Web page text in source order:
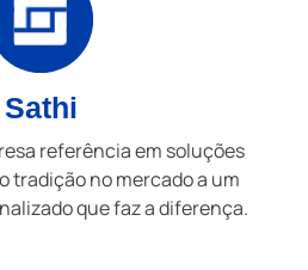
Sathi
referência em soluções
tradição no mercado a um
que faz a diferença.